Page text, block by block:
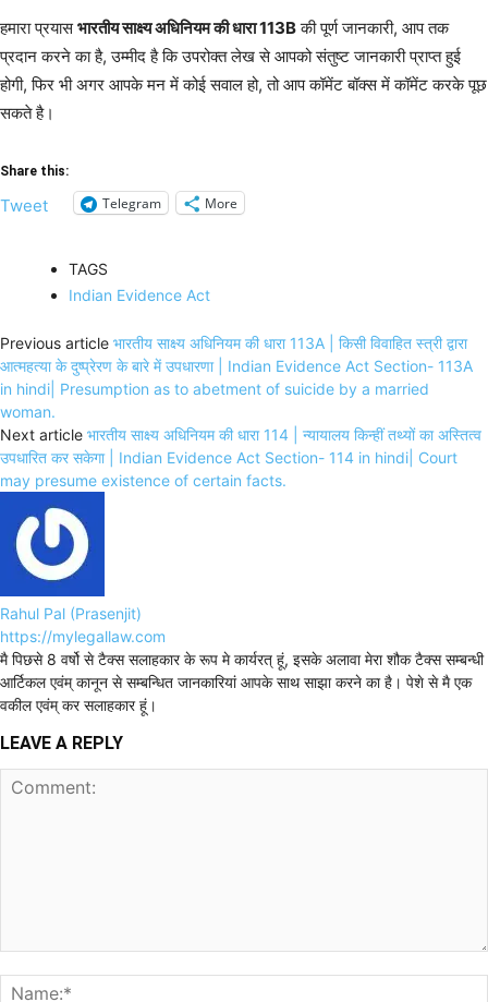
हमारा प्रयासभारतीय साक्ष्य अधिनियम की धारा 113Bकी पूर्ण जानकारी, आप तक
प्रदान करने का है, उम्मीद है कि उपरोक्त लेख से आपको संतुष्ट जानकारी प्राप्त हुई
होगी, फिर भी अगर आपके मन में कोई सवाल हो, तो आप कॉमेंट बॉक्स में कॉमेंट करके पूछ
सकते है।
Share this:
Tweet Telegram More
TAGS
Indian Evidence Act
Previous article भारतीय साक्ष्य अधिनियम की धारा 113A | किसी विवाहित स्त्री द्वारा
आत्महत्या के दुष्प्रेरण के बारे में उपधारणा | Indian Evidence Act Section- 113A
in hindi| Presumption as to abetment of suicide by a married
woman.
Next article भारतीय साक्ष्य अधिनियम की धारा 114 | न्यायालय किन्हीं तथ्यों का अस्तित्व
उपधारित कर सकेगा | Indian Evidence Act Section- 114 in hindi| Court
may presume existence of certain facts.
Rahul Pal (Prasenjit)
https://mylegallaw.com
मै पिछसे 8 वर्षो से टैक्स सलाहकार के रूप मे कार्यरत् हूं, इसके अलावा मेरा शौक टैक्स सम्बन्धी
आर्टिकल एवंम् कानून से सम्बन्धित जानकारियां आपके साथ साझा करने का है। पेशे से मै एक
वकील एवंम् कर सलाहकार हूं।
LEAVE A REPLY